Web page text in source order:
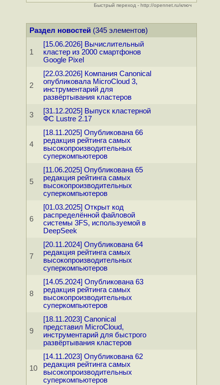
Быстрый переход - http://opennet.ru/ключ
Раздел новостей(345 элементов)
1
[15.06.2026] Вычислительный
кластер из 2000 смартфонов
Google Pixel
2
[22.03.2026] Компания Canonical
опубликовала MicroCloud 3,
инструментарий для
развёртывания кластеров
3
[31.12.2025] Выпуск кластерной
ФС Lustre 2.17
4
[18.11.2025] Опубликована 66
редакция рейтинга самых
высокопроизводительных
суперкомпьютеров
5
[11.06.2025] Опубликована 65
редакция рейтинга самых
высокопроизводительных
суперкомпьютеров
6
[01.03.2025] Открыт код
распределённой файловой
системы 3FS, используемой в
DeepSeek
7
[20.11.2024] Опубликована 64
редакция рейтинга самых
высокопроизводительных
суперкомпьютеров
8
[14.05.2024] Опубликована 63
редакция рейтинга самых
высокопроизводительных
суперкомпьютеров
9
[18.11.2023] Canonical
представил MicroCloud,
инструментарий для быстрого
развёртывания кластеров
10
[14.11.2023] Опубликована 62
редакция рейтинга самых
высокопроизводительных
суперкомпьютеров